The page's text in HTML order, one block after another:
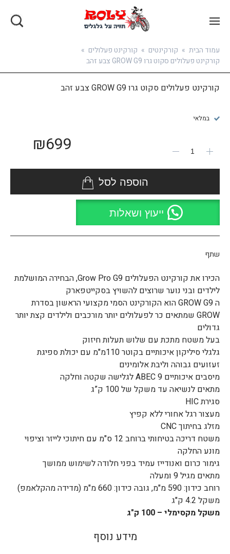
בואו להירשם
עמוד הבית » קורקינטים » קורקינט פעלולים »
קורקינט פעלולים סקוט גרו GROW G9 צבע זהב
קורקינט פעלולים סקוט גרו GROW G9 צבע זהב
במלאי
₪699
הוספה לסל
ייעוץ ושאלות
שתף
הכירו את קורקינט הפעלולים Grow Pro G9, הבחירה המושלמת
לילדים ובני נוער שרוצים להשויץ בסקייטפארק
ה GROW G9 הוא הקורקינט הסמי מקצועי הראשון בסדרת
GROW שמתאים כר לפעלולים יותר מורכבים ולילדים קצת יותר
גדולים
בעל משטח מתכת עם שלוש תעלות חיזוק
גלגלי סיליקון איכותיים בקוטר 110מ"מ עם יכולת ספיגת
זעזועים גבוהה וליבת אלומינים
מיסבים איכותיים ABEC 9 לגלישה שקטה וחלקה
מתאים לנשיאה עד משקל של 100 ק”ג
סגירת HIC
מעצור רגל אחורי ללא קפיץ
מזלג בחיתוך CNC
משטח דריכה בטיחותי ברוחב 12 ס"מ עם חיתוכי לייזר וציפוי
מונע החלקה
גימור כרום ואנודייז עמיד בפני חלודה לשימוש ממושך
מתאים מגיל 9 ומעלה
רוחב כידון: 590 מ"מ, גובה כידון: 660 מ"מ (מדידה מהקלאמפ)
משקל 4.2 ק"ג
משקל מקסימלי – 100 ק"ג
מידע נוסף